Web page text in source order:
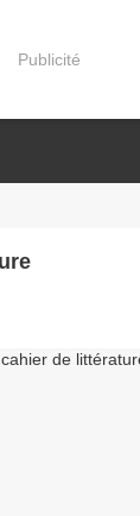
Publicité